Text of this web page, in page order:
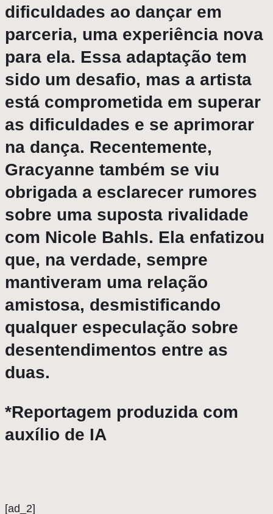
dificuldades ao dançar em
parceria, uma experiência nova
para ela. Essa adaptação tem
sido um desafio, mas a artista
está comprometida em superar
as dificuldades e se aprimorar
na dança. Recentemente,
Gracyanne também se viu
obrigada a esclarecer rumores
sobre uma suposta rivalidade
com Nicole Bahls. Ela enfatizou
que, na verdade, sempre
mantiveram uma relação
amistosa, desmistificando
qualquer especulação sobre
desentendimentos entre as
duas.
*Reportagem produzida com
auxílio de IA
[ad_2]